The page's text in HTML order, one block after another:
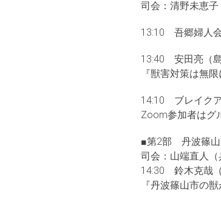
司会：清野未恵子
13:10 吾郷婦人会
13:40 安田亮（島
『獣害対策は無
14:10 ブレイク
Zoom参加者は
■第2部 丹波篠山
司会：山端直人（
14:30 鈴木克哉（
『丹波篠山市の